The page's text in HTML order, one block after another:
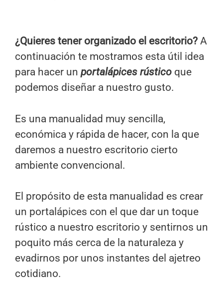
¿Quieres tener organizado el escritorio? A
continuación te mostramos esta útil idea
para hacer un portalápices rústico que
podemos diseñar a nuestro gusto.
Es una manualidad muy sencilla,
económica y rápida de hacer, con la que
daremos a nuestro escritorio cierto
ambiente convencional.
El propósito de esta manualidad es crear
un portalápices con el que dar un toque
rústico a nuestro escritorio y sentirnos un
poquito más cerca de la naturaleza y
evadirnos por unos instantes del ajetreo
cotidiano.